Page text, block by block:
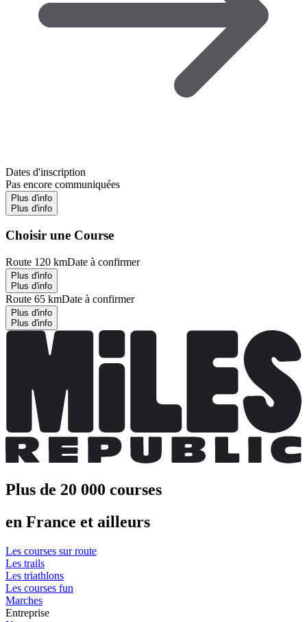
Dates d'inscription
Pas encore communiquées
Plus d'info
Plus d'info
Choisir une Course
Route 120 kmDate à confirmer
Plus d'info
Plus d'info
Route 65 kmDate à confirmer
Plus d'info
Plus d'info
Plus de 20 000 courses
en France et ailleurs
Les courses sur route
Les trails
Les triathlons
Les courses fun
Marches
Entreprise